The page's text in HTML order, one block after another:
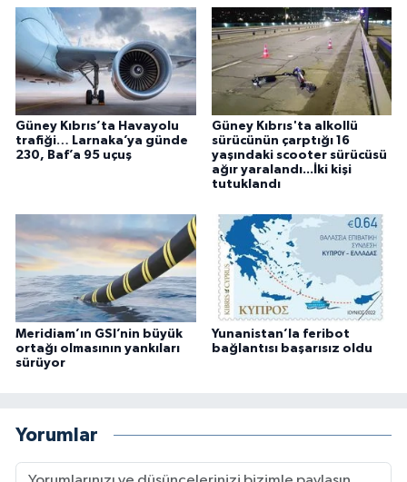
Güney Kıbrıs’ta Havayolu
trafiği… Larnaka’ya günde
230, Baf’a 95 uçuş
Güney Kıbrıs'ta alkollü
sürücünün çarptığı 16
yaşındaki scooter sürücüsü
ağır yaralandı...İki kişi
tutuklandı
Meridiam’ın GSI’nin büyük
ortağı olmasının yankıları
sürüyor
Yunanistan’la feribot
bağlantısı başarısız oldu
Yorumlar